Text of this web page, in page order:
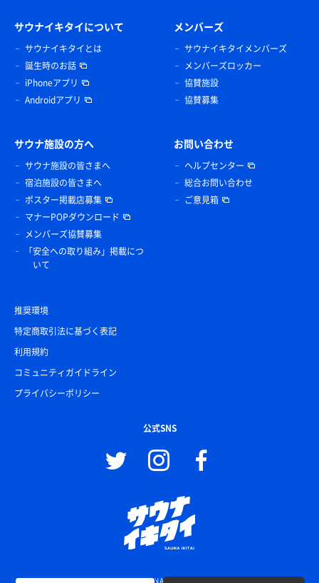
サウナイキタイについて
サウナイキタイとは
誕生時のお話
iPhoneアプリ
Androidアプリ
メンバーズ
サウナイキタイメンバーズ
メンバーズロッカー
協賛施設
協賛募集
サウナ施設の方へ
サウナ施設の皆さまへ
宿泊施設の皆さまへ
ポスター掲載店募集
マナーPOPダウンロード
メンバーズ協賛募集
「安全への取り組み」掲載につ
いて
お問い合わせ
ヘルプセンター
総合お問い合わせ
ご意見箱
推奨環境
特定商取引法に基づく表記
利用規約
コミュニティガイドライン
プライバシーポリシー
公式SNS
© SAUNA IKITAI